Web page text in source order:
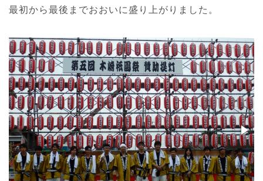
最初から最後までおおいに盛り上がりました。